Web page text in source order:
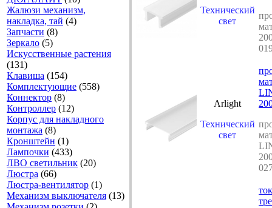
Жалюзи механизм,
накладка, тай (4)
Запчасти (8)
Зеркало (5)
Искусственные растения
(131)
Клавиша (154)
Комплектующие (558)
Коннектор (8)
Контроллер (12)
Корпус для накладного
монтажа (8)
Кронштейн (1)
Лампочки (433)
ЛВО светильник (20)
Люстра (66)
Люстра-вентилятор (1)
Механизм выключателя (13)
Технический
свет
Arlight
Технический
свет